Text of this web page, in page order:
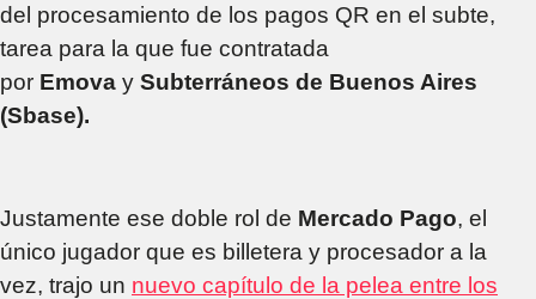
del procesamiento de los pagos QR en el subte,
tarea para la que fue contratada
por Emova y Subterráneos de Buenos Aires
(Sbase).
Justamente ese doble rol de Mercado Pago, el
único jugador que es billetera y procesador a la
vez, trajo un nuevo capítulo de la pelea entre los